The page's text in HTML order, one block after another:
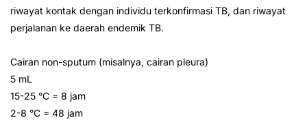
riwayat kontak dengan individu terkonfirmasi TB, dan riwayat
perjalanan ke daerah endemik TB.
Cairan non-sputum (misalnya, cairan pleura)
5 mL
15-25 °C = 8 jam
2-8 °C = 48 jam